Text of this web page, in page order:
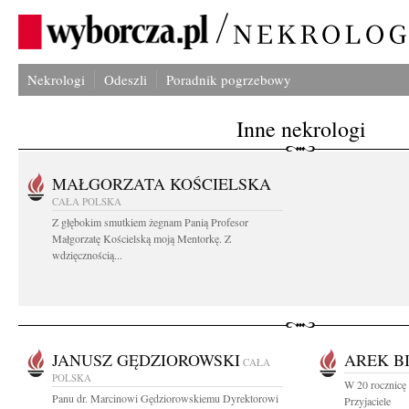
Nekrologi Odeszli Poradnik pogrzebowy
Inne nekrologi
MAŁGORZATA KOŚCIELSKA
CAŁA POLSKA
Z głębokim smutkiem żegnam Panią Profesor
Małgorzatę Kościelską moją Mentorkę. Z
wdzięcznością...
JANUSZ GĘDZIOROWSKI CAŁA
POLSKA
Panu dr. Marcinowi Gędziorowskiemu Dyrektorowi
AREK
W 20
Przyjaciele